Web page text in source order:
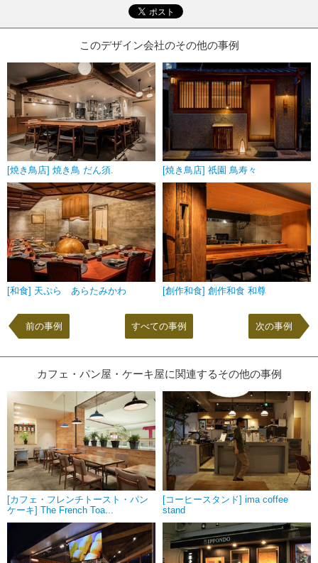
このデザイン会社のその他の事例
[焼き鳥店] 焼き鳥 だん須. [焼き鳥店] 祇園 鳥寿々
[和食] 天ぷら あらたみかわ [創作和食] 創作和食 和尊
前の事例 次の事例
すべての事例
カフェ・パン屋・ケーキ屋に関連するその他の事例
[カフェ・フレンチトースト・パン
ケーキ] The French Toa...
[コーヒースタンド] ima coffee
stand